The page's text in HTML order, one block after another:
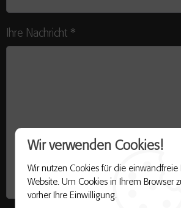
Wir verwenden Cookies!
Wir nutzen Cookies für die einwandfreie
Website. Um Cookies in Ihrem Browser
vorher Ihre Einwilligung.
Ihre Nachricht *